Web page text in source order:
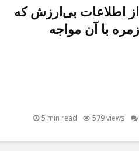
از اطلاعات بی‌ارزش که
با آن مواجه
579 views
5 min read